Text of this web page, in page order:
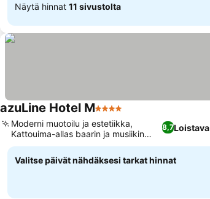
Näytä hinnat 11 sivustolta
azuLine Hotel M4 Tähtiluokitus
8,7Loistava
Moderni muotoilu ja estetiikka,
Kattouima-allas baarin ja musiikin
kera
Valitse päivät nähdäksesi tarkat hinnat